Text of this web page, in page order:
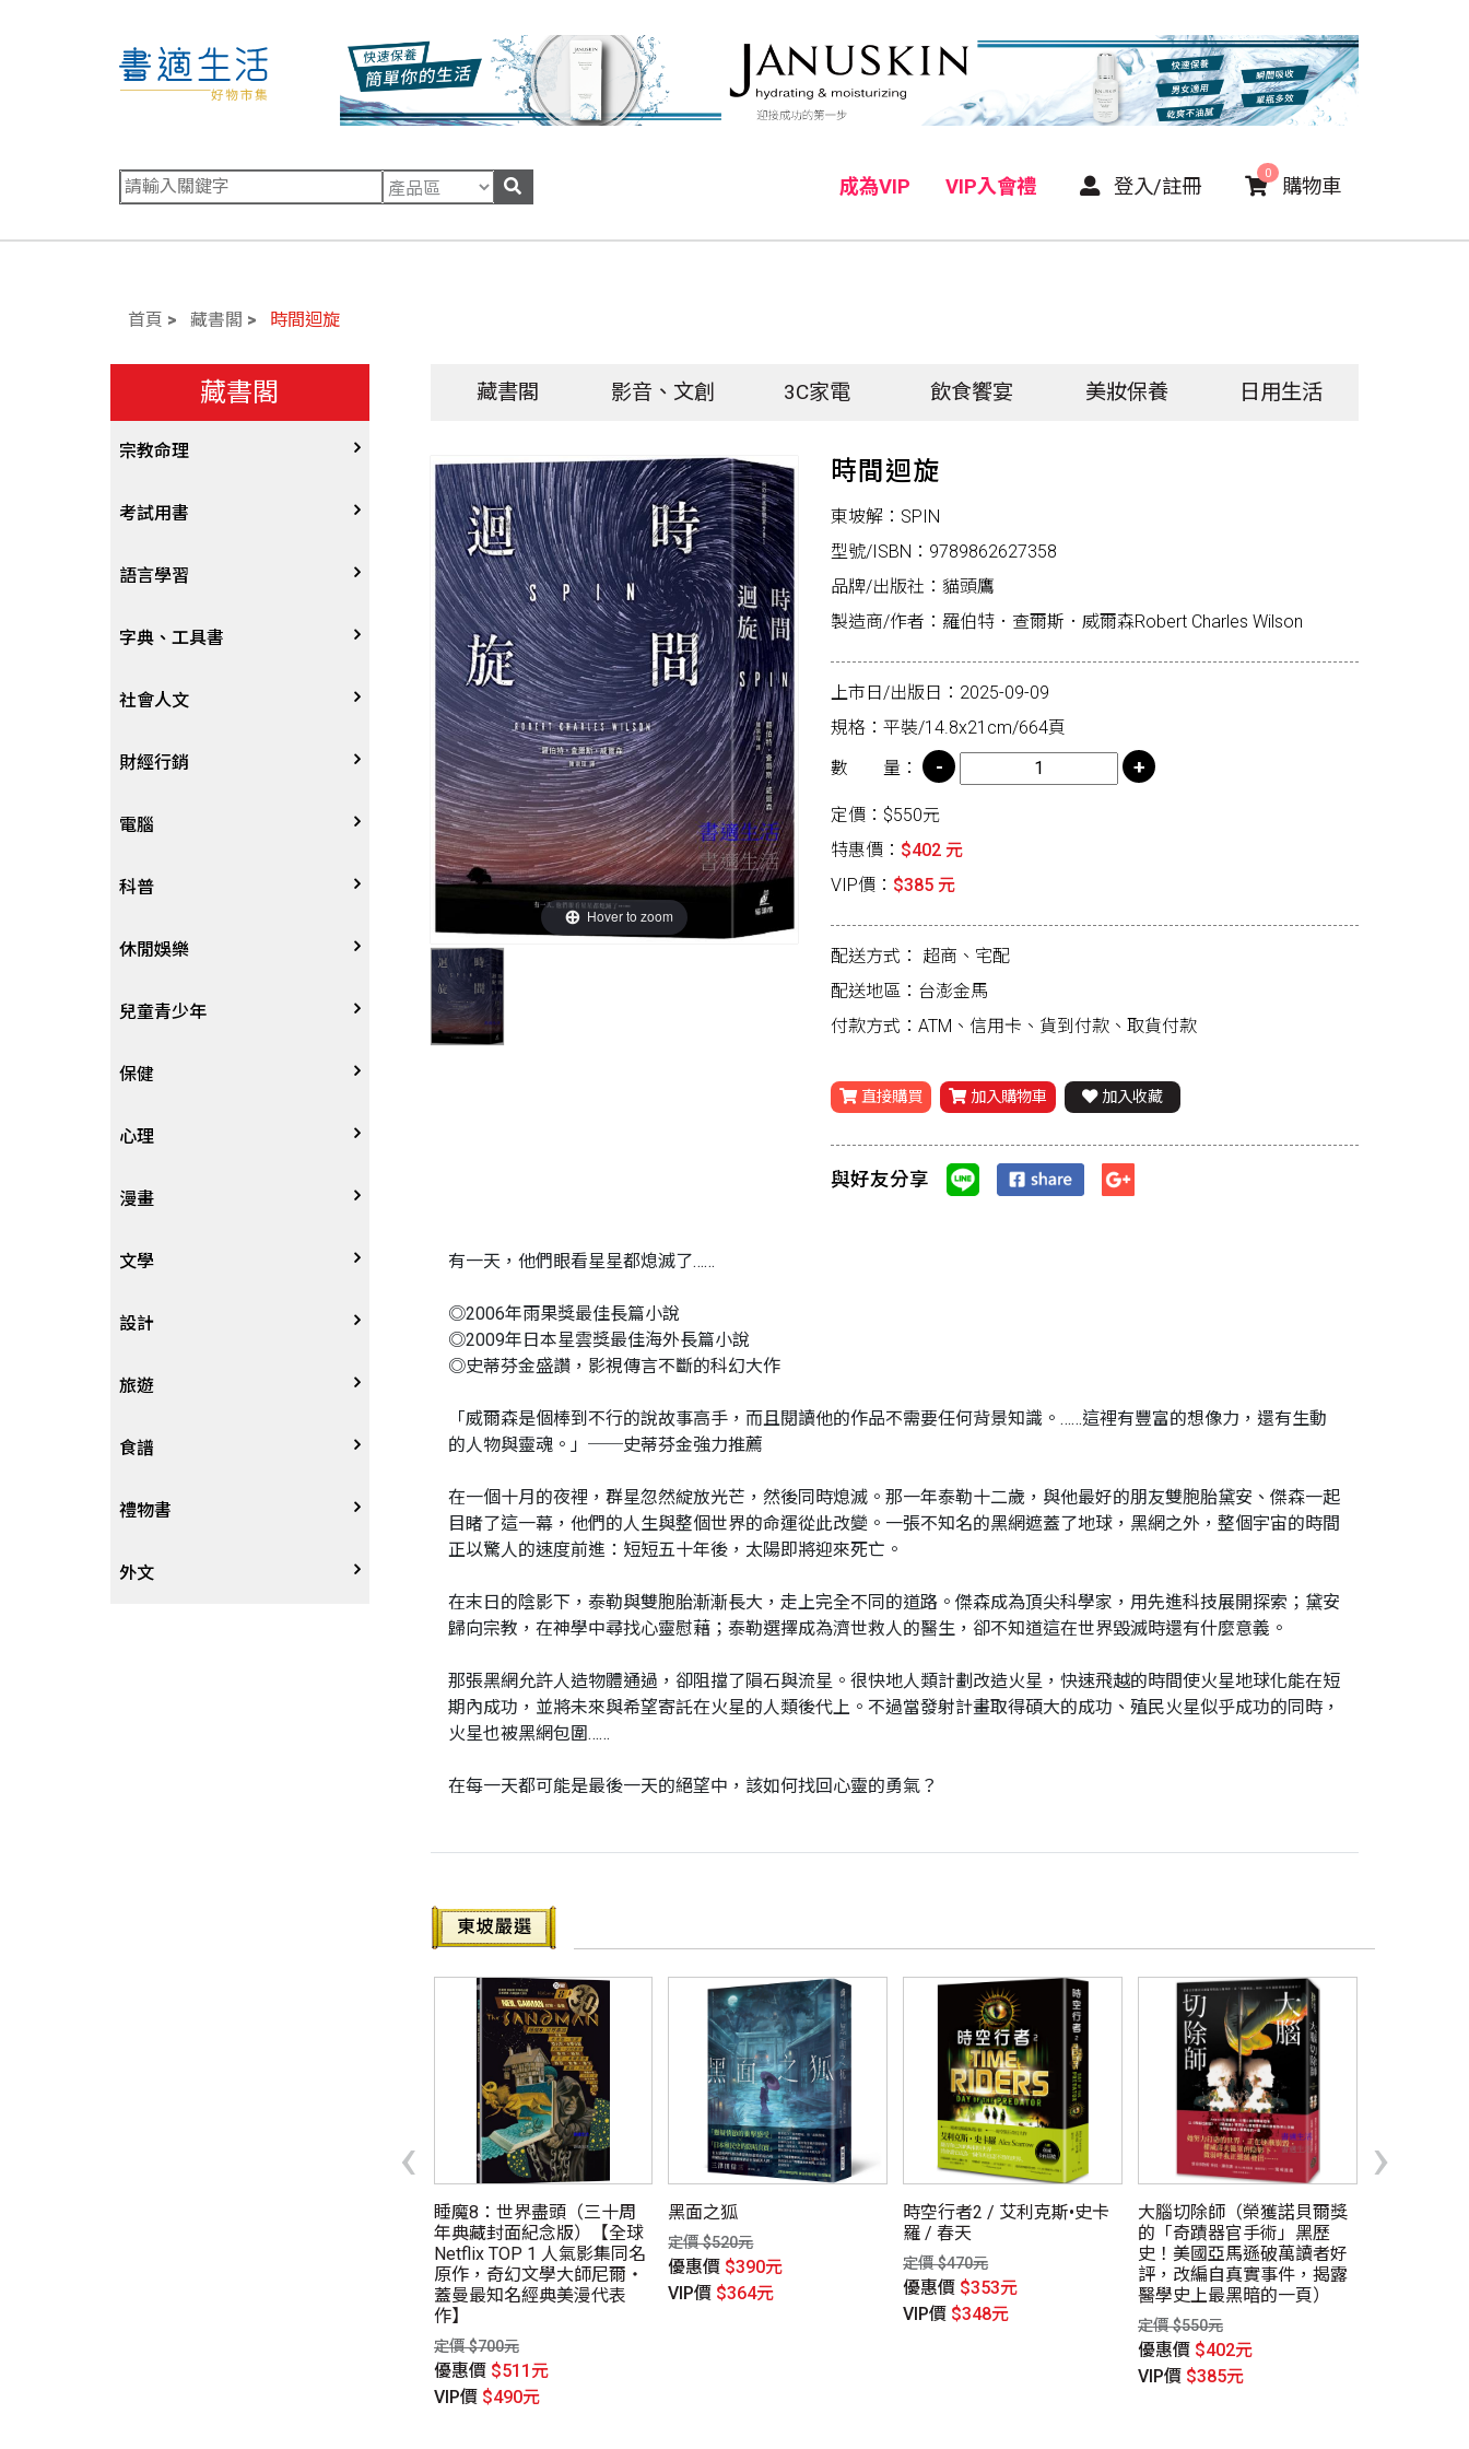
成為VIP VIP入會禮 登入/註冊 購物車
0
首頁 藏書閣 時間迴旋
藏書閣
宗教命理
宗教
星象星座命理
考試用書
四技二專大學
國考、檢定
留學考試
學習法/考試方法
國中小參考書
語言學習
英語/美語
日語
韓語
歐語
東南亞語
閩南語/台語
其他語言
中文
字典、工具書
字辭典
百科、圖鑑
地圖集
其他工具書
社會人文
社會學、人文思想
法律
政治
軍事
哲學
歷史地理
歷史人物傳記
兩岸國際
財經行銷
行銷廣告
談判溝通
電子商務&趨勢
生涯規劃
經營管理、成功學
商學、經濟學
投資理財
人物傳記
職場工作術
電腦
軟體
硬體
技能檢定
電玩攻略
其他
科普
大自然動植物
天文地理
物理化學
科普
數學
航空
休閒娛樂
體育運動
音樂、樂譜
繪畫/書法
攝影
電影
棋藝桌遊
寵物
時尚、瘦身、芳療
戲劇、舞蹈
動腦解謎
兒童青少年
0~3歲
4~8歲
8~12歲
12~18歲
遊戲書
英語書
教育教養
保健
家庭、親子
疾病養生
醫療人文
心理
心理學
勵志成長
人際關係
生老病死
漫畫
漫畫
圖文繪本
限制級漫畫
文學
中文文學
中文詩詞
武俠小說
奇幻恐佈小說
推理小說
設計
藝術設計
居家佈置
建築工藝
園藝
旅遊
台灣
中港澳
日韓
食譜
中式
西式
禮物書
外文
藏書閣 影音、文創 3C家電 飲食饗宴 美妝保養 日用生活
Hover to zoom
時間迴旋
東坡解：SPIN
型號/ISBN：9789862627358
品牌/出版社：貓頭鷹
製造商/作者：羅伯特．查爾斯．威爾森Robert Charles Wilson
上市日/出版日：2025-09-09
規格：平裝/14.8x21cm/664頁
數 量：
定價：$550元
特惠價： $402 元
VIP價： $385 元
配送方式： 超商、宅配
配送地區：台澎金馬
付款方式：ATM、信用卡、貨到付款、取貨付款
直接購買 加入購物車 加入收藏
與好友分享
有一天，他們眼看星星都熄滅了……
◎2006年雨果獎最佳長篇小說
◎2009年日本星雲獎最佳海外長篇小說
◎史蒂芬金盛讚，影視傳言不斷的科幻大作
「威爾森是個棒到不行的說故事高手，而且閱讀他的作品不需要任何背景知識。……這裡有豐富的想像力，還有生動
的人物與靈魂。」──史蒂芬金強力推薦
在一個十月的夜裡，群星忽然綻放光芒，然後同時熄滅。那一年泰勒十二歲，與他最好的朋友雙胞胎黛安、傑森一起
目睹了這一幕，他們的人生與整個世界的命運從此改變。一張不知名的黑網遮蓋了地球，黑網之外，整個宇宙的時間
正以驚人的速度前進：短短五十年後，太陽即將迎來死亡。
在末日的陰影下，泰勒與雙胞胎漸漸長大，走上完全不同的道路。傑森成為頂尖科學家，用先進科技展開探索；黛安
歸向宗教，在神學中尋找心靈慰藉；泰勒選擇成為濟世救人的醫生，卻不知道這在世界毀滅時還有什麼意義。
那張黑網允許人造物體通過，卻阻擋了隕石與流星。很快地人類計劃改造火星，快速飛越的時間使火星地球化能在短
期內成功，並將未來與希望寄託在火星的人類後代上。不過當發射計畫取得碩大的成功、殖民火星似乎成功的同時，
火星也被黑網包圍……
在每一天都可能是最後一天的絕望中，該如何找回心靈的勇氣？
睡魔8：世界盡頭（三十周
年典藏封面紀念版）【全球
Netflix TOP 1 人氣影集同名
原作，奇幻文學大師尼爾‧
蓋曼最知名經典美漫代表
作】
定價 $700元
優惠價 $511元
VIP價 $490元
黑面之狐
定價 $520元
優惠價 $390元
VIP價 $364元
時空行者2 / 艾利克斯•史卡
羅 / 春天
定價 $470元
優惠價 $353元
VIP價 $348元
大腦切除師（榮獲諾貝爾獎
的「奇蹟器官手術」黑歷
史！美國亞馬遜破萬讀者好
評，改編自真實事件，揭露
醫學史上最黑暗的一頁）
定價 $550元
優惠價 $402元
VIP價 $385元
‹ ›